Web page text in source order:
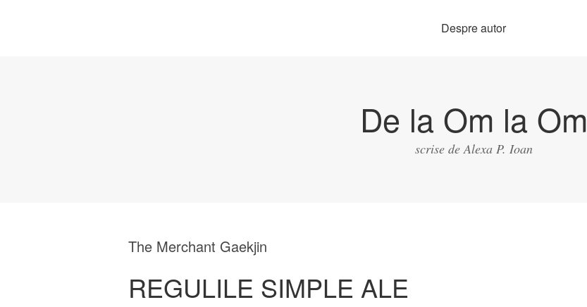
Despre autor
De la Om la Om
scrise de Alexa P. Ioan
The Merchant Gaekjin
REGULILE SIMPLE ALE